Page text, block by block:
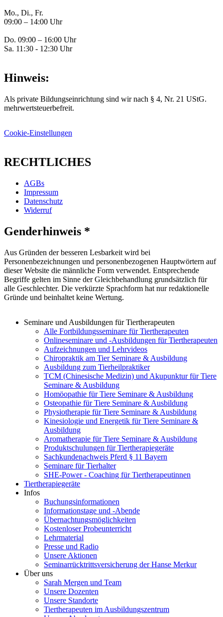
Mo., Di., Fr.
09:00 – 14:00 Uhr
Do. 09:00 – 16:00 Uhr
Sa. 11:30 - 12:30 Uhr
Hinweis:
Als private Bildungseinrichtung sind wir nach § 4, Nr. 21 UStG.
mehrwertsteuerbefreit.
Cookie-Einstellungen
RECHTLICHES
AGBs
Impressum
Datenschutz
Widerruf
Genderhinweis *
Aus Gründen der besseren Lesbarkeit wird bei
Personenbezeichnungen und personenbezogenen Hauptwörtern auf
dieser Website die männliche Form verwendet. Entsprechende
Begriffe gelten im Sinne der Gleichbehandlung grundsätzlich für
alle Geschlechter. Die verkürzte Sprachform hat nur redaktionelle
Gründe und beinhaltet keine Wertung.
Seminare und Ausbildungen für Tiertherapeuten
Alle Fortbildungsseminare für Tiertherapeuten
Onlineseminare und -Ausbildungen für Tiertherapeuten
Aufzeichnungen und Lehrvideos
Chiropraktik am Tier Seminare & Ausbildung
Ausbildung zum Tierheilpraktiker
TCM (Chinesische Medizin) und Akupunktur für Tiere
Seminare & Ausbildung
Homöopathie für Tiere Seminare & Ausbildung
Osteopathie für Tiere Seminare & Ausbildung
Physiotherapie für Tiere Seminare & Ausbildung
Kinesiologie und Energetik für Tiere Seminare &
Ausbildung
Aromatherapie für Tiere Seminare & Ausbildung
Produktschulungen für Tiertherapiegeräte
Sachkundenachweis Pferd § 11 Bayern
Seminare für Tierhalter
SHE-Power - Coaching für Tiertherapeutinnen
Tiertherapiegeräte
Infos
Buchungsinformationen
Informationstage und -Abende
Übernachtungsmöglichkeiten
Kostenloser Probeunterricht
Lehrmaterial
Presse und Radio
Unsere Aktionen
Seminarrücktrittsversicherung der Hanse Merkur
Über uns
Sarah Mergen und Team
Unsere Dozenten
Unsere Standorte
Tiertherapeuten im Ausbildungszentrum